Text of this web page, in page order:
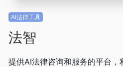
AI法律工具
法智
提供AI法律咨询和服务的平台，